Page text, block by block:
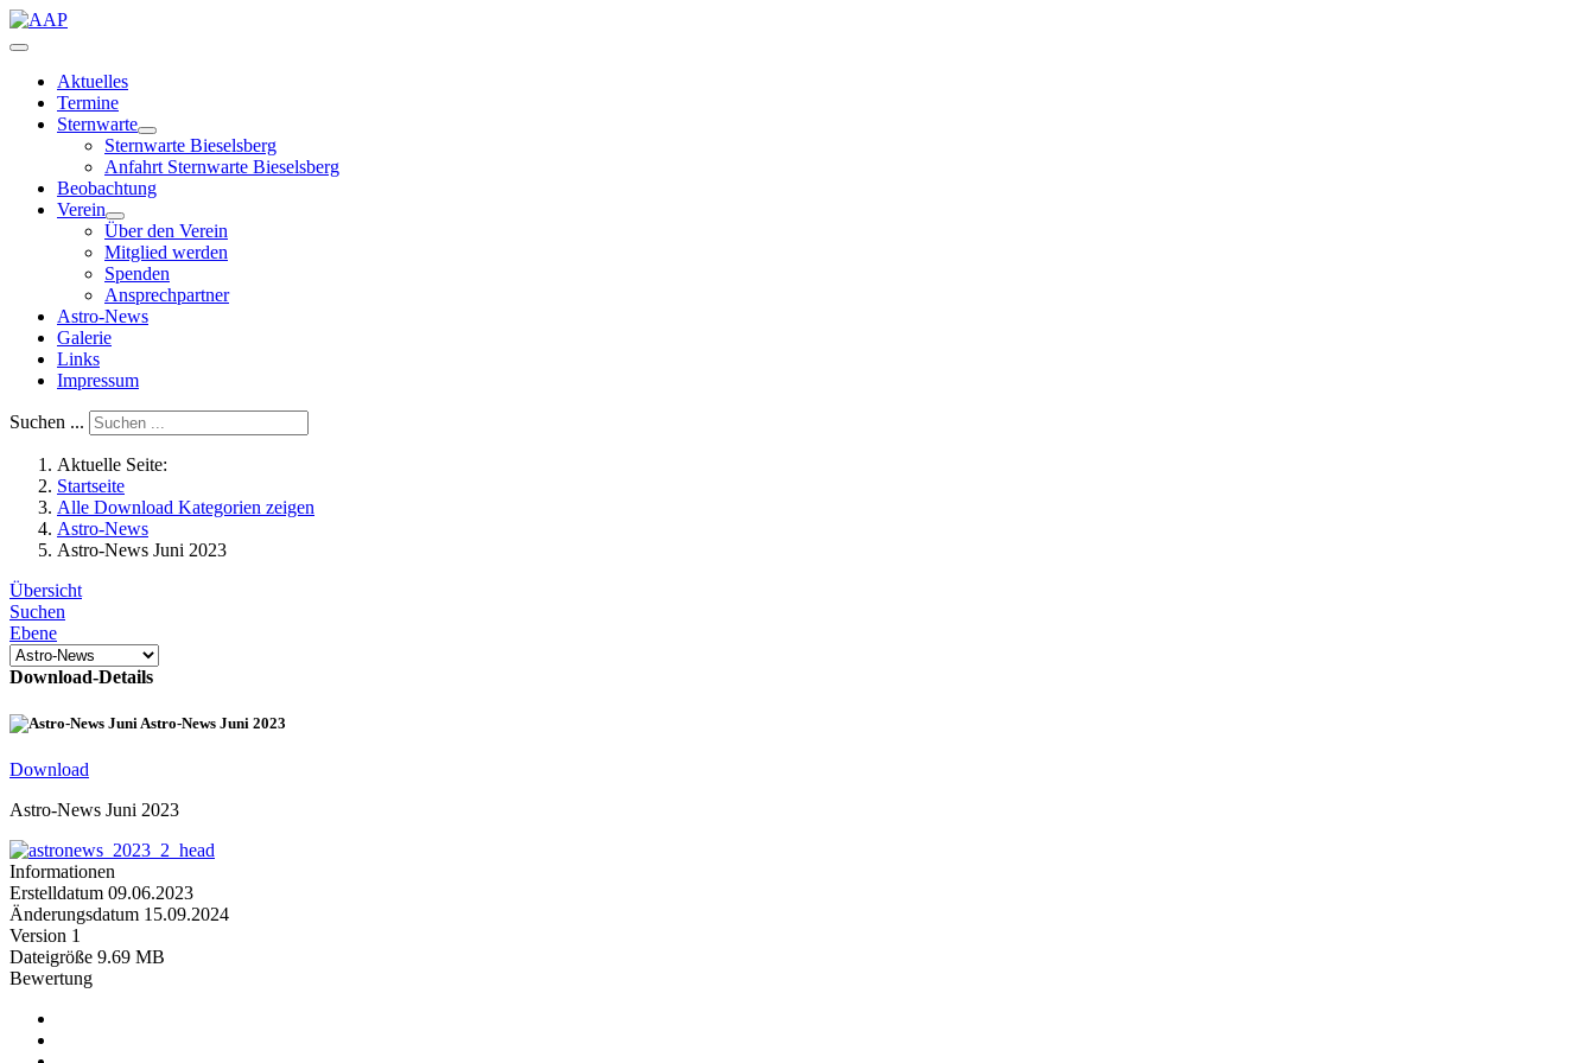
Aktuelles
Termine
Sternwarte
Sternwarte Bieselsberg
Anfahrt Sternwarte Bieselsberg
Beobachtung
Verein
Über den Verein
Mitglied werden
Spenden
Ansprechpartner
Astro-News
Galerie
Links
Impressum
Suchen ...
Aktuelle Seite:
Startseite
Alle Download Kategorien zeigen
Astro-News
Astro-News Juni 2023
Übersicht
Suchen
Ebene
Download-Details
Astro-News Juni 2023
Download
Astro-News Juni 2023
Informationen
Erstelldatum 09.06.2023
Änderungsdatum 15.09.2024
Version 1
Dateigröße 9.69 MB
Bewertung